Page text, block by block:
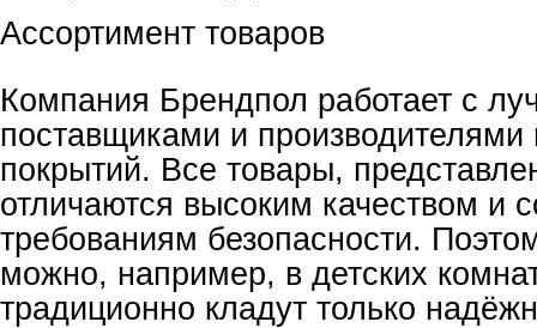
Ассортимент товаров
Компания Брендпол работает с
поставщиками и производителями
покрытий. Все товары,
отличаются высоким качеством и
требованиям безопасности.
можно, например, в детских
традиционно кладут только